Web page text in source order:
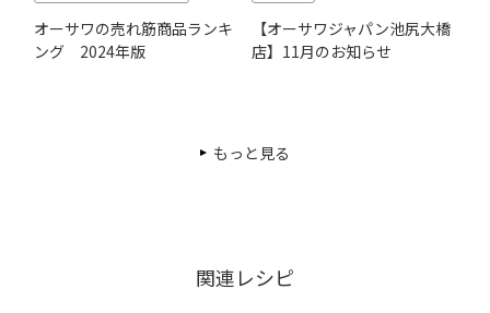
オーサワの売れ筋商品ランキ
ング 2024年版
【オーサワジャパン池尻大橋
店】11月のお知らせ
もっと見る
関連レシピ